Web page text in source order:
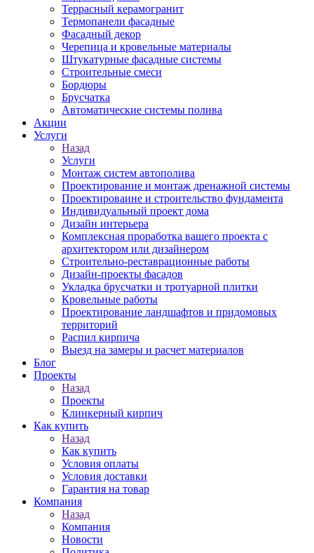
Террасный керамогранит
Термопанели фасадные
Фасадный декор
Черепица и кровельные материалы
Штукатурные фасадные системы
Строительные смеси
Бордюры
Брусчатка
Автоматические системы полива
Акции
Услуги
Назад
Услуги
Монтаж систем автополива
Проектирование и монтаж дренажной системы
Проектироваине и строительство фундамента
Индивидуальный проект дома
Дизайн интерьера
Комплексная проработка вашего проекта с
архитектором или дизайнером
Строительно-реставрационные работы
Дизайн-проекты фасадов
Укладка брусчатки и тротуарной плитки
Кровельные работы
Проектирование ландшафтов и придомовых
территорий
Распил кирпича
Выезд на замеры и расчет материалов
Блог
Проекты
Назад
Проекты
Клинкерный кирпич
Как купить
Назад
Как купить
Условия оплаты
Условия доставки
Гарантия на товар
Компания
Назад
Компания
Новости